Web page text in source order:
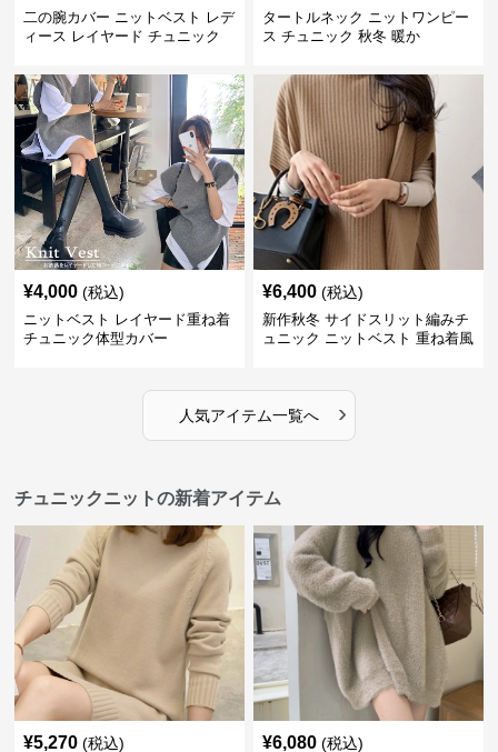
二の腕カバー ニットベスト レデ
ィース レイヤード チュニック
タートルネック ニットワンピー
ス チュニック 秋冬 暖か
¥4,000 (税込)
ニットベスト レイヤード重ね着
チュニック体型カバー
¥6,400 (税込)
新作秋冬 サイドスリット編みチ
ュニック ニットベスト 重ね着風
人気アイテム一覧へ ›
チュニックニットの新着アイテム
¥5,270 (税込) ¥6,080 (税込)